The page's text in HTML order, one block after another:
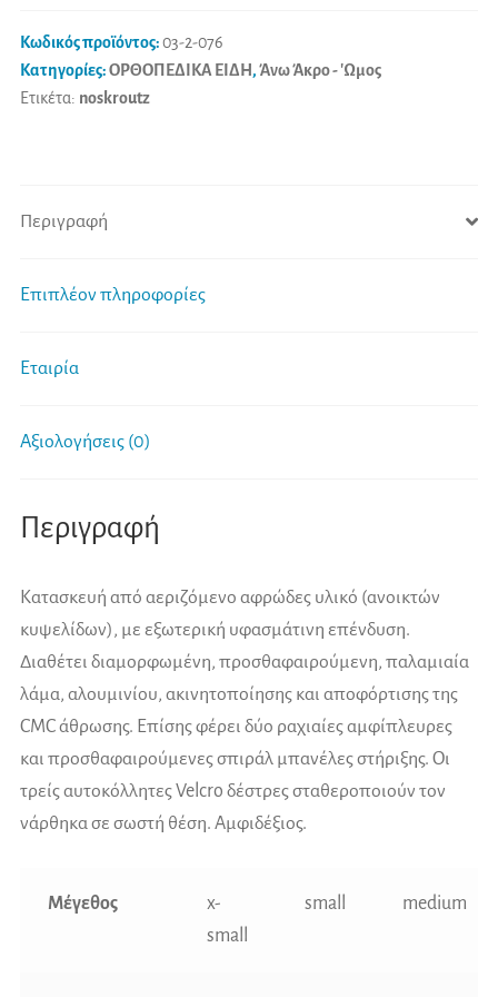
i
v
e
Κωδικός προϊόντος:03-2-076
Κατηγορίες:ΟΡΘΟΠΕΔΙΚΑ ΕΙΔΗ,Άνω Άκρο - 'Ωμος
Ετικέτα: noskroutz
Περιγραφή
Επιπλέον πληροφορίες
Εταιρία
Αξιολογήσεις (0)
Περιγραφή
Κατασκευή από αεριζόμενο αφρώδες υλικό (ανοικτών
κυψελίδων), με εξωτερική υφασμάτινη επένδυση.
Διαθέτει διαμορφωμένη, προσθαφαιρούμενη, παλαμιαία
λάμα, αλουμινίου, ακινητοποίησης και αποφόρτισης της
CMC άθρωσης. Επίσης φέρει δύο ραχιαίες αμφίπλευρες
και προσθαφαιρούμενες σπιράλ μπανέλες στήριξης. Οι
τρείς αυτοκόλλητες Velcro δέστρες σταθεροποιούν τον
νάρθηκα σε σωστή θέση. Αμφιδέξιος.
Μέγεθος
x-
small
small medium